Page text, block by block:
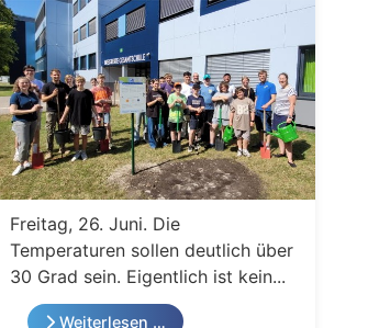
Freitag, 26. Juni. Die
Temperaturen sollen deutlich über
30 Grad sein. Eigentlich ist kein...
Weiterlesen …